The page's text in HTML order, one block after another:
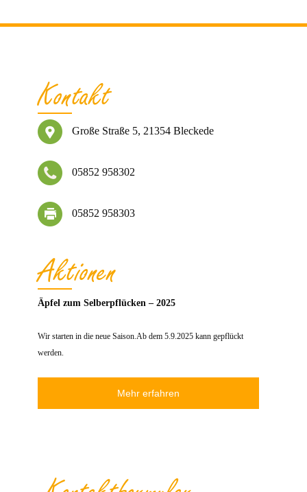
Kontakt
Große Straße 5, 21354 Bleckede
05852 958302
05852 958303
Aktionen
Äpfel zum Selberpflücken – 2025
Wir starten in die neue Saison.Ab dem 5.9.2025 kann gepflückt
werden.
Mehr erfahren